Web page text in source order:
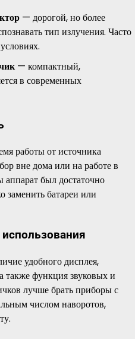
— дорогой, но более
тип излучения. Часто
— компактный,
в современных
работы от источника
вне дома или на работе в
был достаточно
батареи или
удобного дисплея,
также функция звуковых и
лучше брать приборы с
числом наворотов,